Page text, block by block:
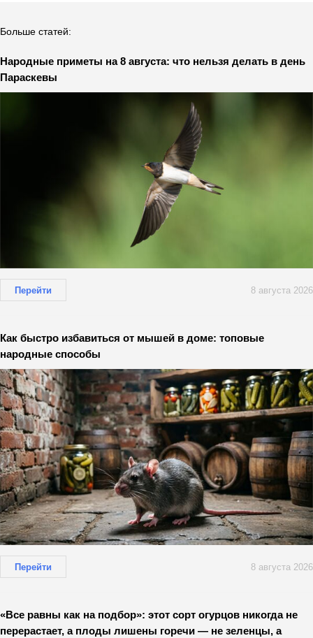
Больше статей:
Народные приметы на 8 августа: что нельзя делать в день
Параскевы
Перейти 8 августа 2026
Как быстро избавиться от мышей в доме: топовые
народные способы
Перейти 8 августа 2026
«Все равны как на подбор»: этот сорт огурцов никогда не
перерастает, а плоды лишены горечи — не зеленцы, а